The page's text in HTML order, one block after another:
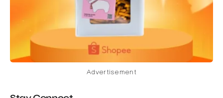
Advertisement